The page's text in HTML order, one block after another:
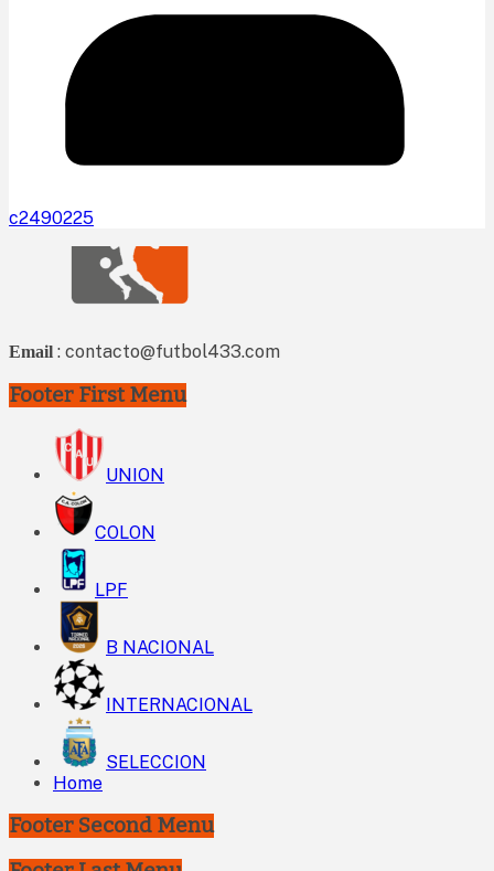
c2490225
Email : contacto@futbol433.com
Footer First Menu
UNION
COLON
LPF
B NACIONAL
INTERNACIONAL
SELECCION
Home
Footer Second Menu